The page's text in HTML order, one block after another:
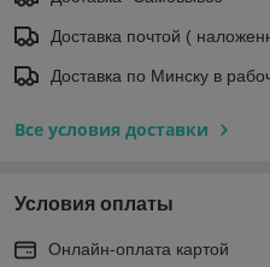
Доставка почтой (
Доставка по Минску в
Все условия доставки
Условия оплаты
Онлайн-оплата картой